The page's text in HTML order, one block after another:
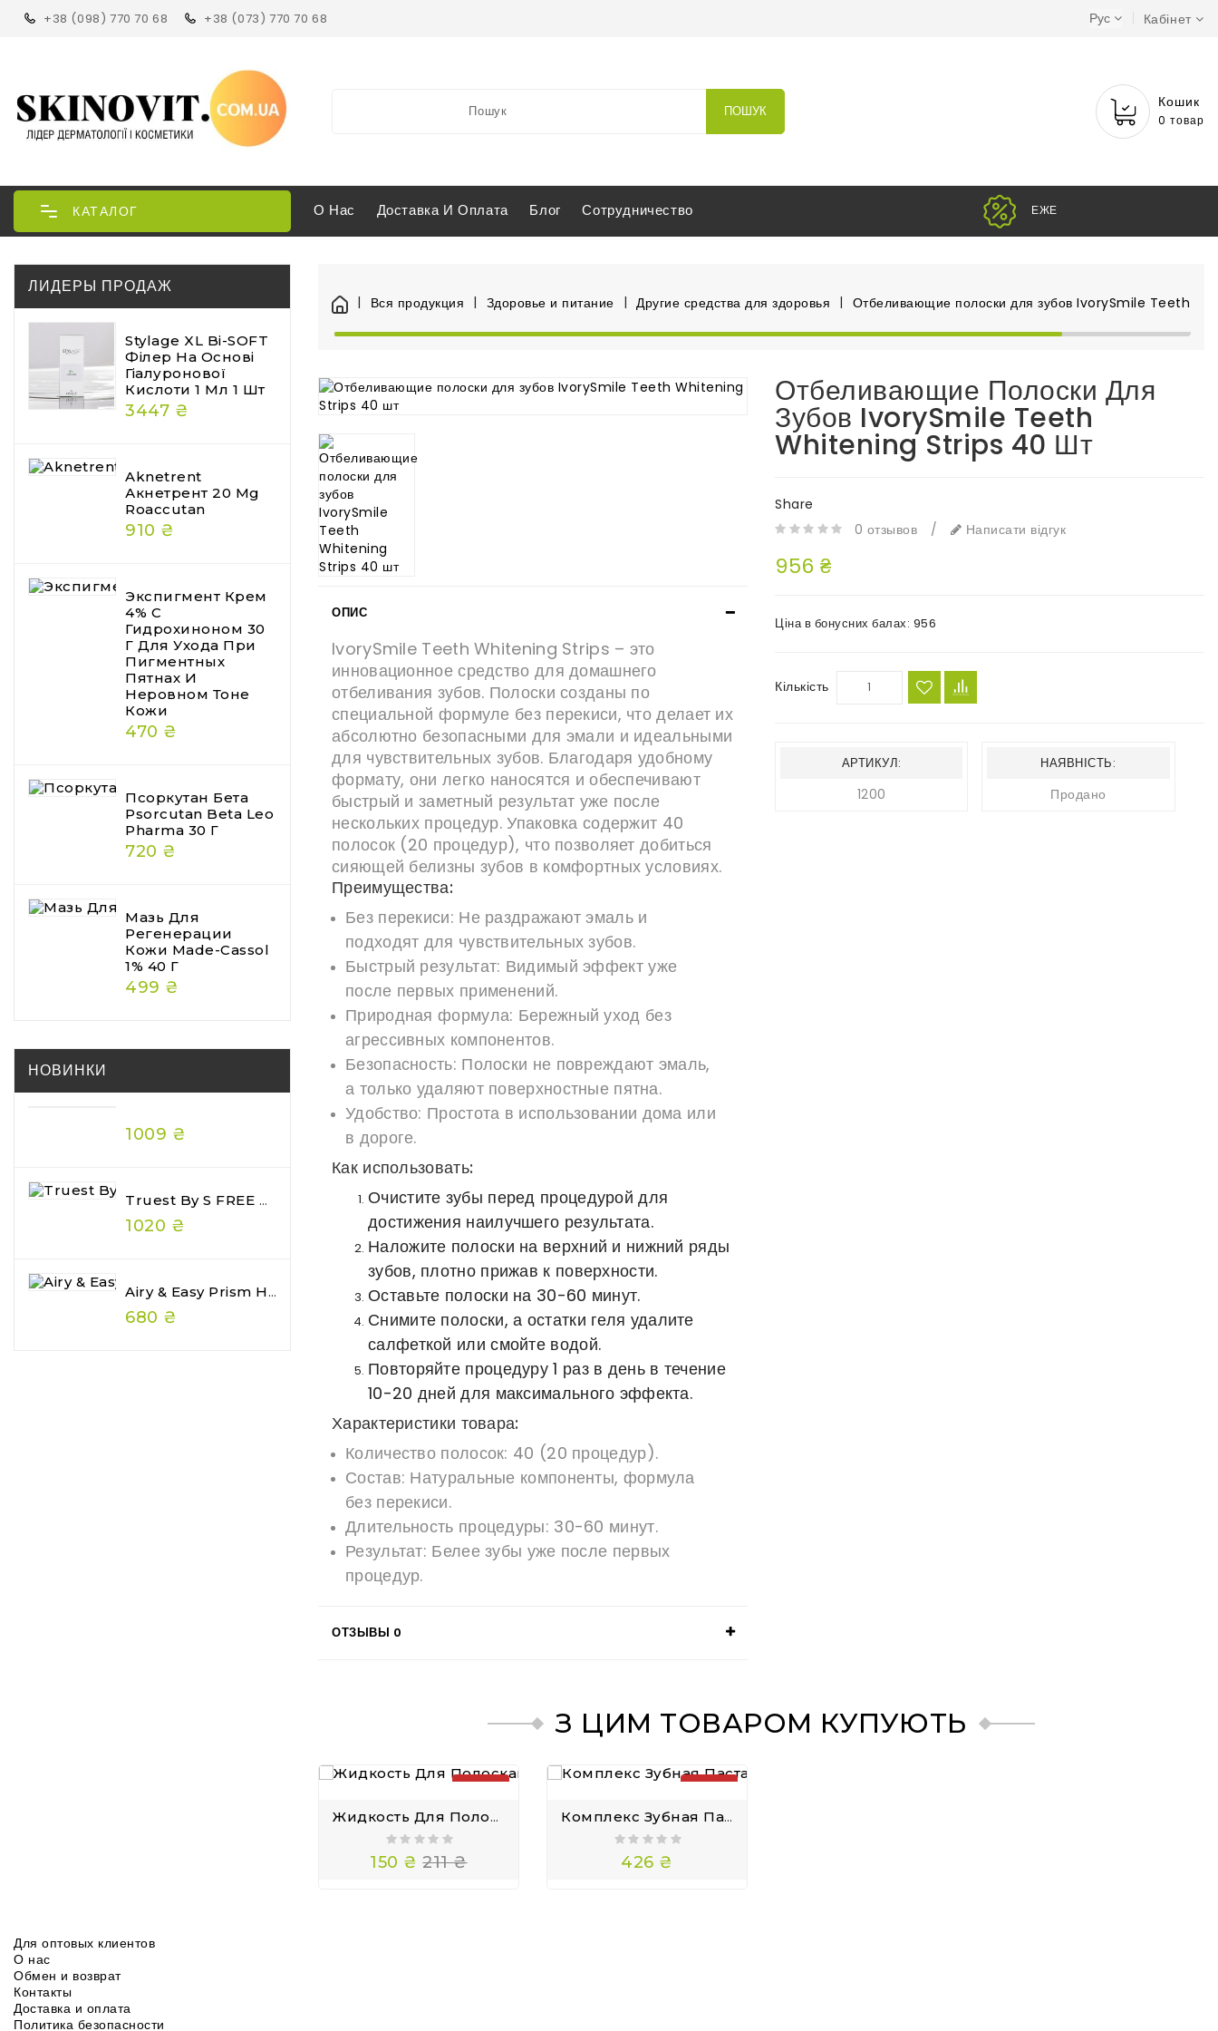
+38 (098) 770 70 68 +38 (073) 770 70 68 Рус Кабінет
ПОШУК
Кошик
0 товар
КАТАЛОГ О Нас Доставка И Оплата Блог Сотрудничество Н
ЛИДЕРЫ ПРОДАЖ
Stylage XL Bi-SOFT
Філер На Основі
Гіалуронової
Кислоти 1 Мл 1 Шт
3447 ₴
Aknetrent
Акнетрент 20 Mg
Roaccutan
910 ₴
Экспигмент Крем
4% С
Гидрохиноном 30
Г Для Ухода При
Пигментных
Пятнах И
Неровном Тоне
Кожи
470 ₴
Псоркутан Бета
Psorcutan Beta Leo
Pharma 30 Г
720 ₴
Мазь Для
Регенерации
Кожи Made-Cassol
1% 40 Г
499 ₴
НОВИНКИ
1009 ₴
Truest By S FREE Acid & Heat Care Hair Mask Premium 180 Г — Преміальна Відновлювальна Маска Для Волосся
1020 ₴
Airy & Easy Prism Hair Gelee — Глянцеве Желе Для Волосся З Ефектом Wet Hair
680 ₴
Вся продукция Здоровье и питание Другие средства для здоровья Отбеливающие полоски для зубов IvorySmile Teeth
Отбеливающие Полоски Для
Зубов IvorySmile Teeth
Whitening Strips 40 Шт
Share
0 отзывов
/ Написати відгук
956 ₴
Ціна в бонусних балах: 956
Кількість
АРТИКУЛ:
1200
НАЯВНІСТЬ:
Продано
ОПИС
IvorySmile Teeth Whitening Strips – это
инновационное средство для домашнего
отбеливания зубов. Полоски созданы по
специальной формуле без перекиси, что делает их
абсолютно безопасными для эмали и идеальными
для чувствительных зубов. Благодаря удобному
формату, они легко наносятся и обеспечивают
быстрый и заметный результат уже после
нескольких процедур. Упаковка содержит 40
полосок (20 процедур), что позволяет добиться
сияющей белизны зубов в комфортных условиях.
Преимущества:
Без перекиси: Не раздражают эмаль и
подходят для чувствительных зубов.
Быстрый результат: Видимый эффект уже
после первых применений.
Природная формула: Бережный уход без
агрессивных компонентов.
Безопасность: Полоски не повреждают эмаль,
а только удаляют поверхностные пятна.
Удобство: Простота в использовании дома или
в дороге.
Как использовать:
Очистите зубы перед процедурой для
достижения наилучшего результата.
Наложите полоски на верхний и нижний ряды
зубов, плотно прижав к поверхности.
Оставьте полоски на 30-60 минут.
Снимите полоски, а остатки геля удалите
салфеткой или смойте водой.
Повторяйте процедуру 1 раз в день в течение
10-20 дней для максимального эффекта.
Характеристики товара:
Количество полосок: 40 (20 процедур).
Состав: Натуральные компоненты, формула
без перекиси.
Длительность процедуры: 30-60 минут.
Результат: Белее зубы уже после первых
процедур.
ОТЗЫВЫ 0
З ЦИМ ТОВАРОМ КУПУЮТЬ
ПРОДАНО
Жидкость Для Полоскания Рта, Хиора, Гималая 150 Мл
150 ₴ 211 ₴
ПРОДАНО
Комплекс Зубная Паста PS И Жидкость Для Полоскания Зубов На Натуральной Основе.
426 ₴
Для оптовых клиентов
О нас
Обмен и возврат
Контакты
Доставка и оплата
Политика безопасности